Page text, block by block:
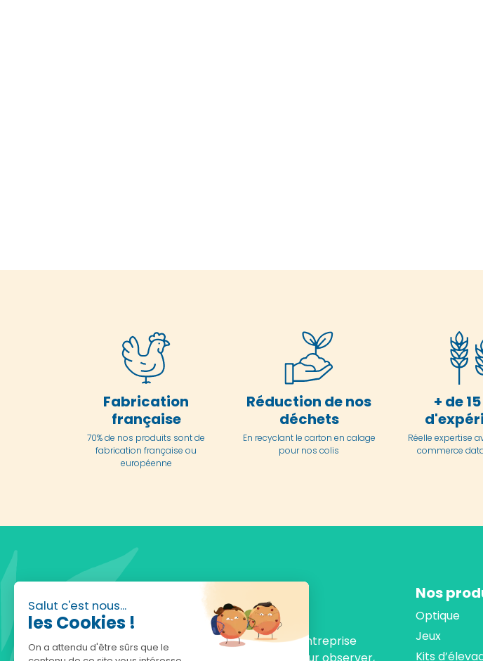
Salut c'est nous...
les Cookies !
On a attendu d'être sûrs que le
Fabrication
française
70% de nos produits sont de
fabrication française ou
européenne
Réduction de nos
déchets
En recyclant le carton en calage
pour nos colis
+ de
Réelle expertise
commerce
Fondée en 2010, achatnature.com est une entreprise
Nos
Optique
Jeux
Kits